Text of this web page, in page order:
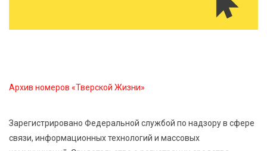
день
7 Авг 2026 23:02 473
В Тверской области стартовала четвертая смена:
Архив номеров «Тверской Жизни»
Зарегистрировано Федеральной службой по надзору в сфере
связи, информационных технологий и массовых